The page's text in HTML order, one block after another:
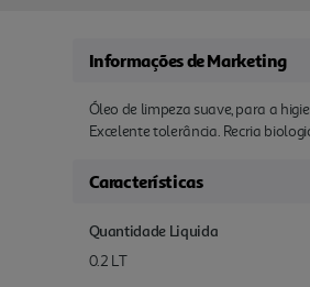
Informações de Marketing
Óleo de limpeza suave, para a
Excelente tolerância. Recria
Características
Quantidade Liquida
0.2 LT